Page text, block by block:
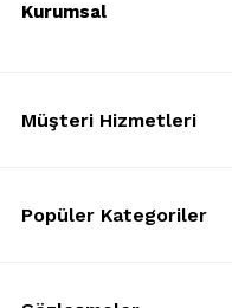
Kurumsal
Müşteri Hizmetleri
Popüler Kategoriler